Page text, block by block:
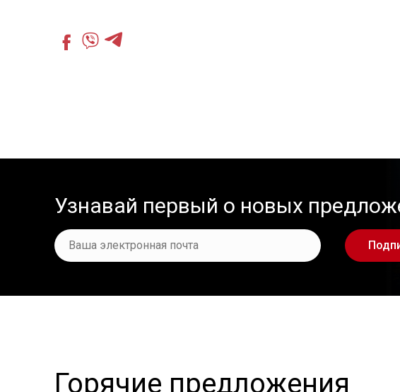
Узнавай первый о новых
Горячие предложения